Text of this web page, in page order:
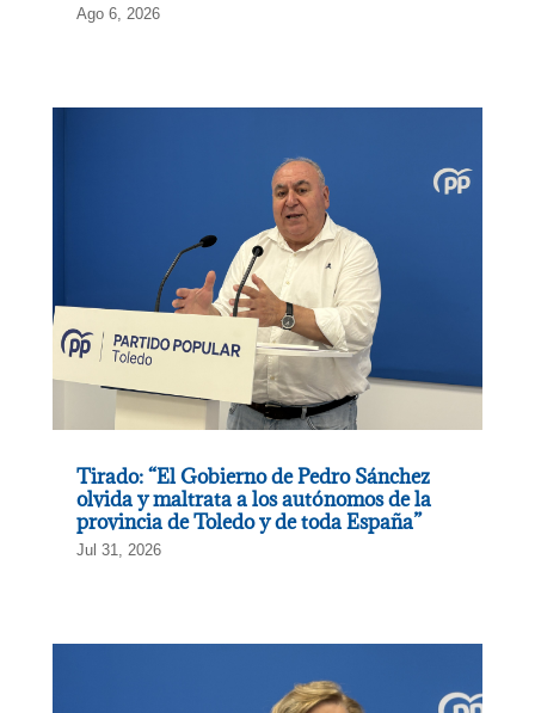
Ago 6, 2026
Tirado: “El Gobierno de Pedro Sánchez
olvida y maltrata a los autónomos de la
provincia de Toledo y de toda España”
Jul 31, 2026